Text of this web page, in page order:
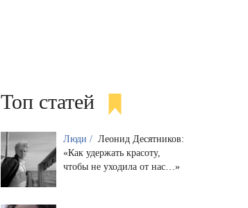
Топ статей
Люди / Леонид Десятников:
«Как удержать красоту,
чтобы не уходила от нас…»